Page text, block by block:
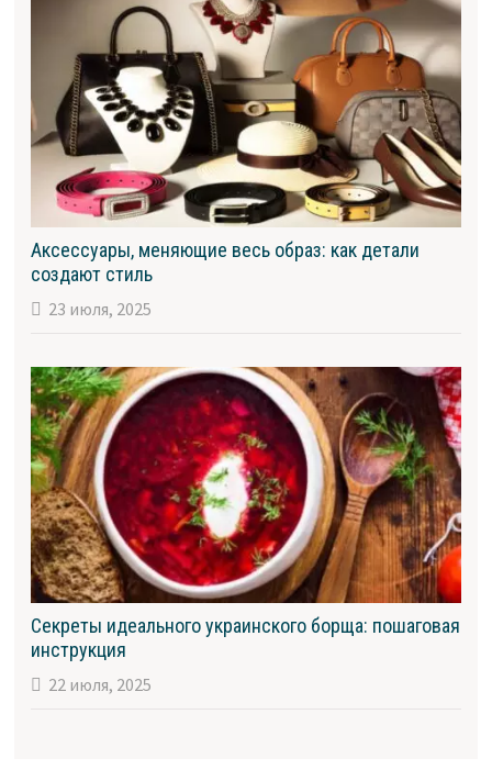
Аксессуары, меняющие весь образ: как детали
создают стиль
23 июля, 2025
Секреты идеального украинского борща: пошаговая
инструкция
22 июля, 2025